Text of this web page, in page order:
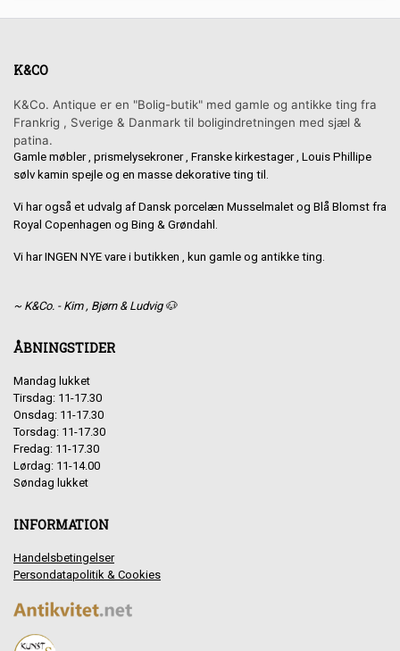
K&CO
K&Co. Antique er en "Bolig-butik" med gamle og antikke ting fra
Frankrig , Sverige & Danmark til boligindretningen med sjæl &
patina.
Gamle møbler , prismelysekroner , Franske kirkestager , Louis Phillipe
sølv kamin spejle og en masse dekorative ting til.
Vi har også et udvalg af Dansk porcelæn Musselmalet og Blå Blomst fra
Royal Copenhagen og Bing & Grøndahl.
Vi har INGEN NYE vare i butikken , kun gamle og antikke ting.
~ K&Co. - Kim , Bjørn & Ludvig 🐶
ÅBNINGSTIDER
Mandag lukket
Tirsdag: 11-17.30
Onsdag: 11-17.30
Torsdag: 11-17.30
Fredag: 11-17.30
Lørdag: 11-14.00
Søndag lukket
INFORMATION
Handelsbetingelser
Persondatapolitik & Cookies